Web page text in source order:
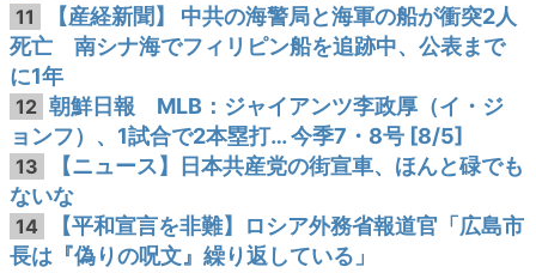
11
【産経新聞】 中共の海警局と海軍の船が衝突2人
死亡 南シナ海でフィリピン船を追跡中、公表まで
に1年
12 朝鮮日報 MLB：ジャイアンツ李政厚（イ・ジ
ョンフ）、1試合で2本塁打… 今季7・8号 [8/5]
13
【ニュース】日本共産党の街宣車、ほんと碌でも
ないな
14
【平和宣言を非難】ロシア外務省報道官「広島市
長は『偽りの呪文』繰り返している」